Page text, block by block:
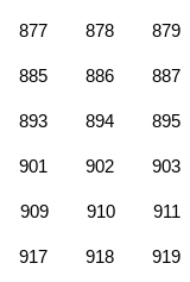
877 878 879
885 886 887
893 894 895
901 902 903
909 910 911
917 918 919